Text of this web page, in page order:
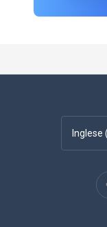
Inglese
Español